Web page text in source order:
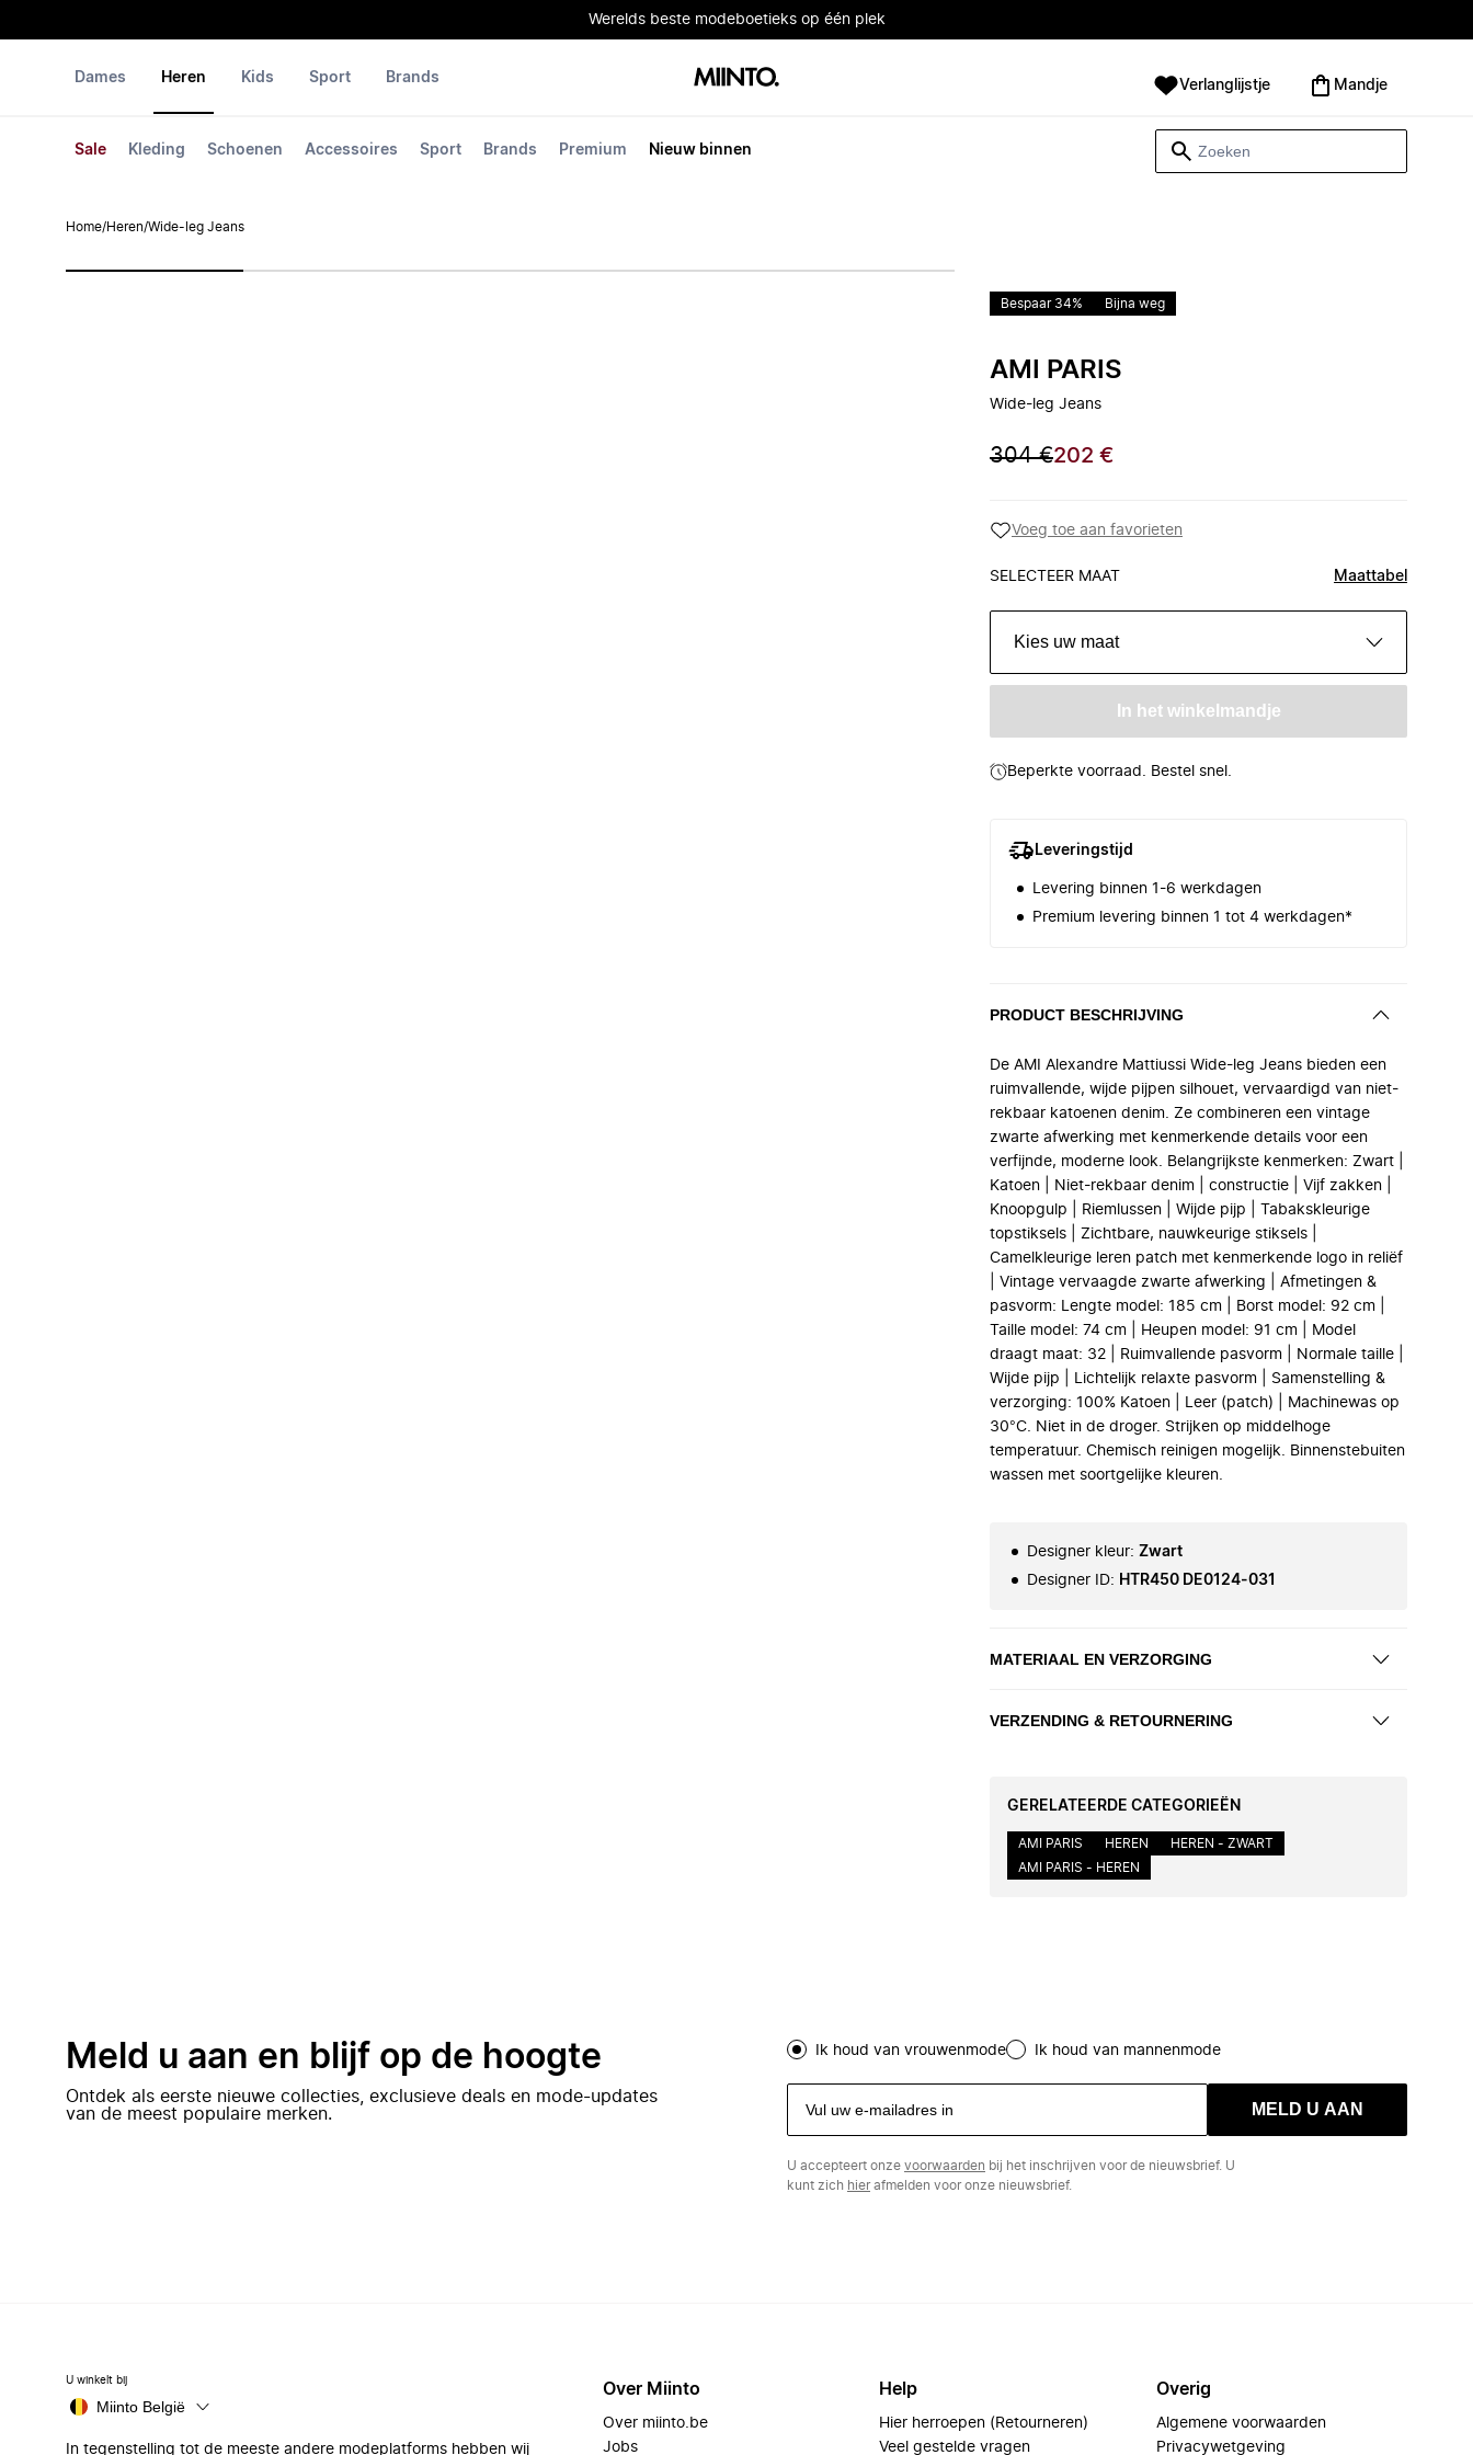
Werelds beste modeboetieks op één plek
Dames Heren
Sale Kleding Schoenen Accessoires Sport Brands Premium Nieuw binnen
Kids Sport Brands Verlanglijstje Mandje
Home/Heren/Wide-leg Jeans
Bespaar 34% Bijna weg
AMI PARIS
Wide-leg Jeans
304 €202 €
Voeg toe aan favorieten
SELECTEER MAAT Maattabel
Kies uw maat
In het winkelmandje
Beperkte voorraad. Bestel snel.
Leveringstijd
Levering binnen 1-6 werkdagen
Premium levering binnen 1 tot 4 werkdagen*
PRODUCT BESCHRIJVING
De AMI Alexandre Mattiussi Wide-leg Jeans bieden een
ruimvallende, wijde pijpen silhouet, vervaardigd van niet-
rekbaar katoenen denim. Ze combineren een vintage
zwarte afwerking met kenmerkende details voor een
verfijnde, moderne look. Belangrijkste kenmerken: Zwart |
Katoen | Niet-rekbaar denim | constructie | Vijf zakken |
Knoopgulp | Riemlussen | Wijde pijp | Tabakskleurige
topstiksels | Zichtbare, nauwkeurige stiksels |
Camelkleurige leren patch met kenmerkende logo in reliëf
| Vintage vervaagde zwarte afwerking | Afmetingen &
pasvorm: Lengte model: 185 cm | Borst model: 92 cm |
Taille model: 74 cm | Heupen model: 91 cm | Model
draagt maat: 32 | Ruimvallende pasvorm | Normale taille |
Wijde pijp | Lichtelijk relaxte pasvorm | Samenstelling &
verzorging: 100% Katoen | Leer (patch) | Machinewas op
30°C. Niet in de droger. Strijken op middelhoge
temperatuur. Chemisch reinigen mogelijk. Binnenstebuiten
wassen met soortgelijke kleuren.
Designer kleur: Zwart
Designer ID: HTR450 DE0124-031
MATERIAAL EN VERZORGING
VERZENDING & RETOURNERING
GERELATEERDE CATEGORIEËN
AMI PARIS HEREN
HEREN - ZWART
AMI PARIS - HEREN
Meld u aan en blijf op de hoogte
Ontdek als eerste nieuwe collecties, exclusieve deals en mode-updates
van de meest populaire merken.
Ik houd van vrouwenmode Ik houd van mannenmode
MELD U AAN
U accepteert onze voorwaarden bij het inschrijven voor de nieuwsbrief. U
kunt zich hierafmelden voor onze nieuwsbrief.
U winkelt bij
Miinto België
In tegenstelling tot de meeste andere modeplatforms hebben wij
Over Miinto
Over miinto.be
Jobs
Help
Hier herroepen (Retourneren)
Veel gestelde vragen
Overig
Algemene voorwaarden
Privacywetgeving